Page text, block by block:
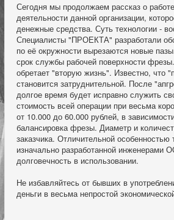
Сегодня мы продолжаем рассказ о
деятельности данной организации,
денежные средства. Суть технологии -
Специалисты "ПРОЕКТА" разработали
по её окружности вырезаются новые
срок службы рабочей поверхности
обретает "вторую жизнь". Известно, что
становится затруднительной. После
долгое время будет исправно служить
стоимость всей операции при весьма
от 10.000 до 60.000 рублей, в
балансировка фрезы. Диаметр и
заказчика. Отличительной
изначально разработанной инженерами
долговечность в использовании.
Не избавляйтесь от бывших в
деньги в весьма непростой